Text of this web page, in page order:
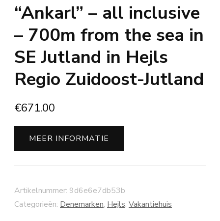
“Ankarl” – all inclusive
– 700m from the sea in
SE Jutland in Hejls
Regio Zuidoost-Jutland
€671.00
MEER INFORMATIE
Artikelnummer: 9d6e6e7db53b
Categorieën: Denemarken, Hejls, Vakantiehuis